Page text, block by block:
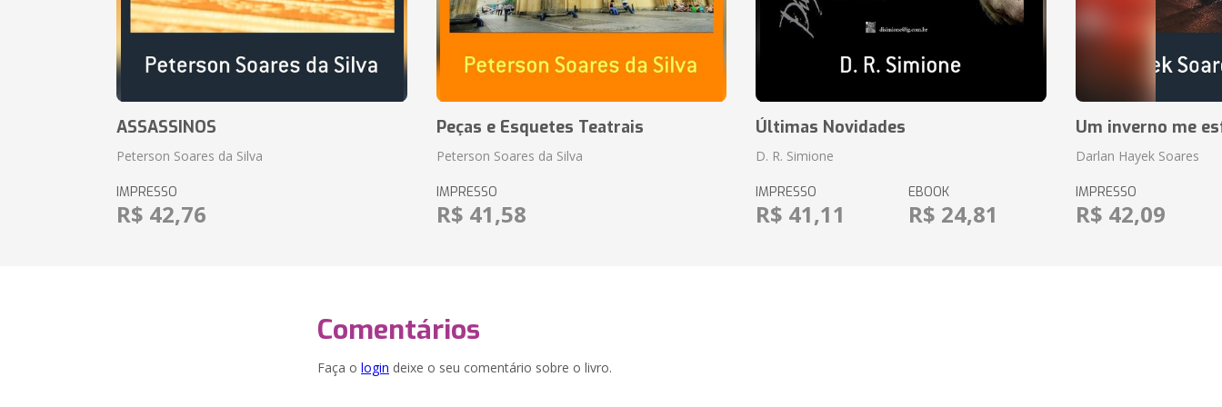
ASSASSINOS
Peterson Soares da Silva
IMPRESSO
R$ 42,76
Peças e Esquetes Teatrais
Peterson Soares da Silva
IMPRESSO
R$ 41,58
Últimas Novidades
D. R. Simione
IMPRESSO
R$ 41,11
EBOOK
R$ 24,81
Um inverno me
Darlan Hayek Soares
IMPRESSO
R$ 42,09
Comentários
Faça o login deixe o seu comentário sobre o livro.